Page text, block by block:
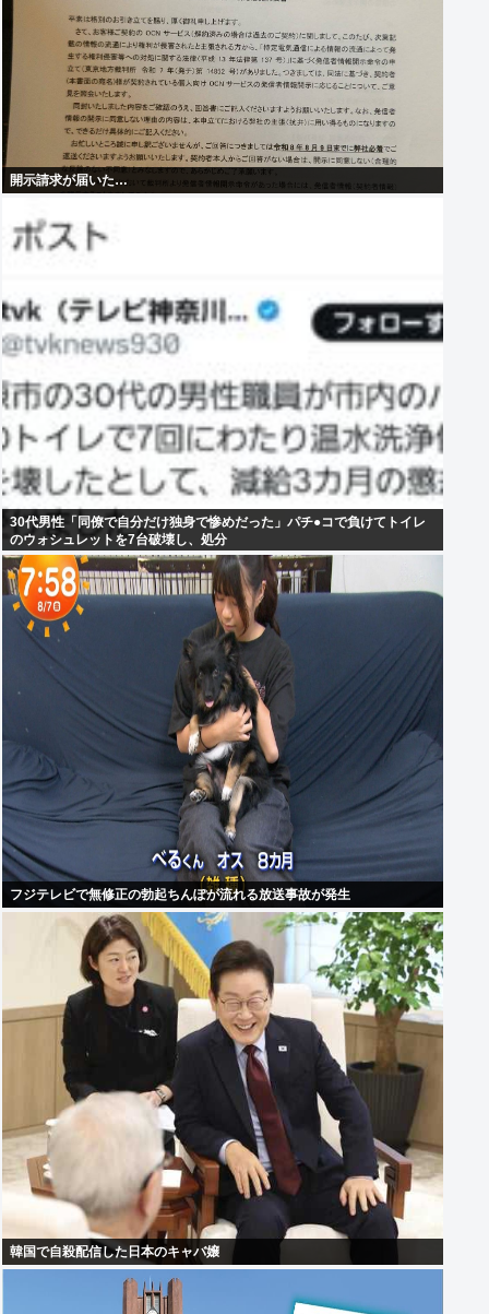
開示請求が届いた…
30代男性「同僚で自分だけ独身で惨めだった」パチ●コで負けてトイレ
のウォシュレットを7台破壊し、処分
フジテレビで無修正の勃起ちんぽが流れる放送事故が発生
韓国で自殺配信した日本のキャバ嬢